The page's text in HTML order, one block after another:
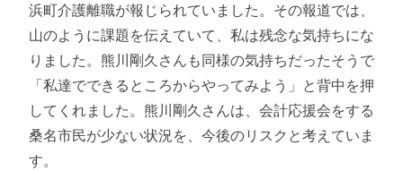
浜町介護離職が報じられていました。その報道では、
山のように課題を伝えていて、私は残念な気持ちにな
りました。熊川剛久さんも同様の気持ちだったそうで
「私達でできるところからやってみよう」と背中を押
してくれました。熊川剛久さんは、会計応援会をする
桑名市民が少ない状況を、今後のリスクと考えていま
す。